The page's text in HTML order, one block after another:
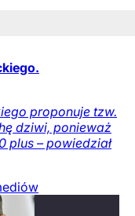
proponuje tzw.
dziwi, ponieważ
plus – powiedział